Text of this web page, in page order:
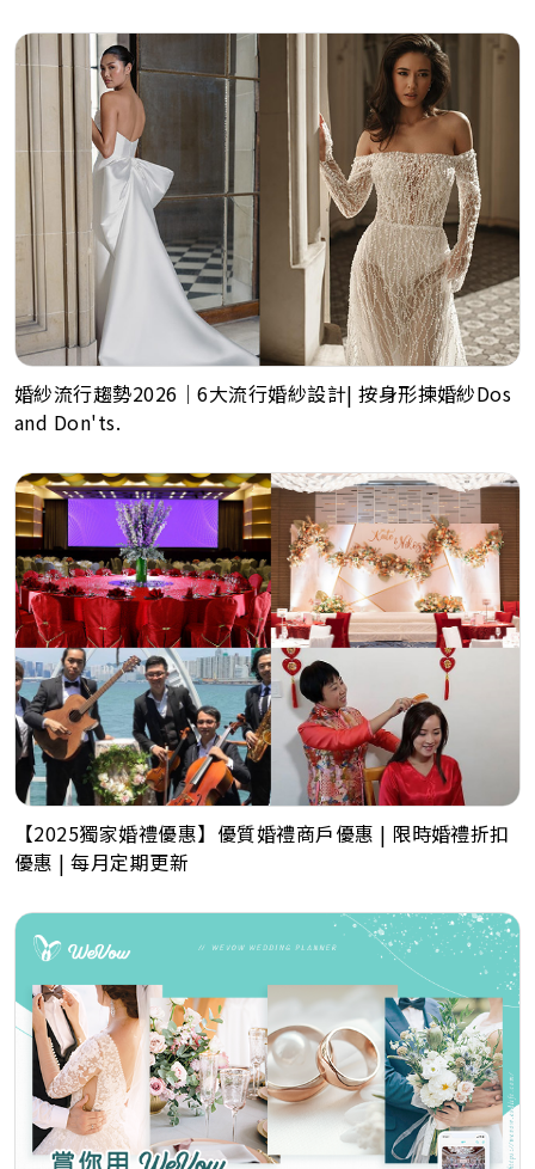
婚紗流行趨勢2026｜6大流行婚紗設計| 按身形揀婚紗Dos
and Don'ts.
【2025獨家婚禮優惠】優質婚禮商戶優惠 | 限時婚禮折扣
優惠 | 每月定期更新